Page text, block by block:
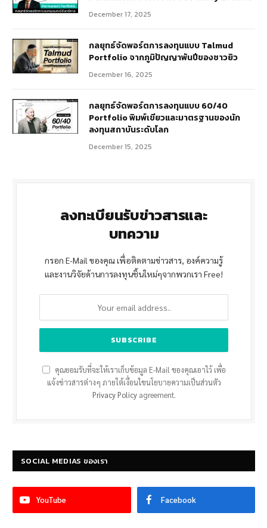
December 17, 2025
กลยุทธ์จัดพอร์ตการลงทุนแบบ Talmud
Portfolio จากภูมิปัญญาพันปีของชาวยิว
December 16, 2025
กลยุทธ์จัดพอร์ตการลงทุนแบบ 60/40
Portfolio พิมพ์เขียวและมาตรฐานของนัก
ลงทุนสถาบันระดับโลก
December 15, 2025
ลงทะเบียนรับข่าวสารและ
บทความ
กรอก E-Mail ของคุณ เพื่อติดตามข่าวสาร, องค์ความรู้
และงานวิจัยด้านการลงทุนชิ้นใหม่ๆจากพวกเรา Free!
คุณยอมรับที่จะให้เราเก็บข้อมูล E-Mail ของคุณเอาไว้ เพื่อ
แจ้งข่าวสารต่างๆ ภายใต้เงื่อนไขนโยบายความเป็นส่วนตัว
Privacy Policyagreement.
SOCIAL MEDIAS ของเรา
YouTube Facebook